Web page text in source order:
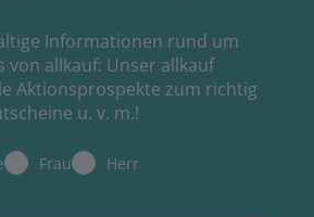
Informationen rund um
von allkauf: Unser allkauf
Aktionsprospekte zum richtig
u. v. m.!
Frau Herr